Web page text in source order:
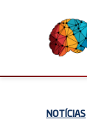
NOTÍCIAS